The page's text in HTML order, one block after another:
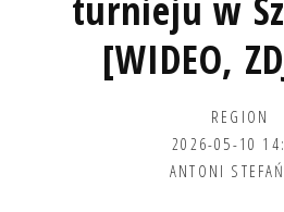
[WIDEO,
REGION
2026-05-10
ANTONI